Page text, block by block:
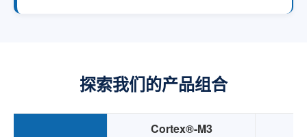
探索我们的产品组合
Cortex®-M3